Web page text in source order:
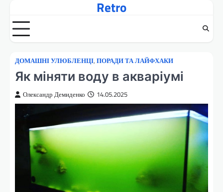
вмісту
Retro
ДОМАШНІ УЛЮБЛЕНЦІ, ПОРАДИ ТА ЛАЙФХАКИ
Як міняти воду в акваріумі
Олександр Демиденко 14.05.2025